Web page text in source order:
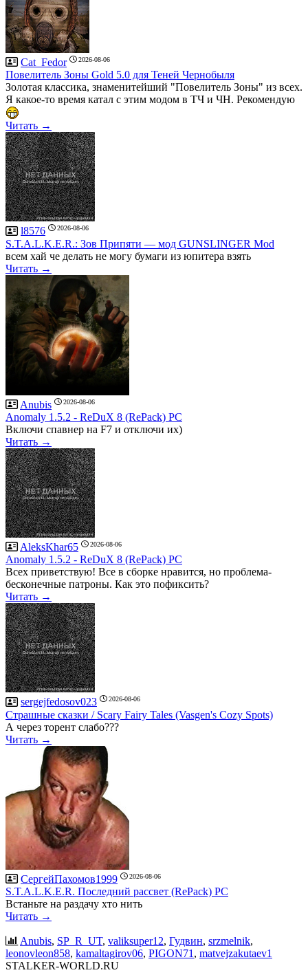
Cat_Fedor 2026-08-06
Повелитель Зоны Gold 5.0 для Теней Чернобыля
Золотая классика, знаменитейший "Повелитель Зоны" из всех.
Я какое-то время катал с этим модом в ТЧ и ЧН. Рекомендую
Читать →
l8576 2026-08-06
S.T.A.L.K.E.R.: Зов Припяти — мод GUNSLINGER Mod
всем хай че делать не могу бумаги из юпитера взять
Читать →
Anubis 2026-08-06
Anomaly 1.5.2 - ReDuX 8 (RePack) PC
Включи спавнер на F7 и отключи их)
Читать →
AleksKhar65 2026-08-06
Anomaly 1.5.2 - ReDuX 8 (RePack) PC
Всех приветствую! Все в сборке нравится, но проблема-
бесконечные патроны. Как это пофиксить?
Читать →
sergejfedosov023 2026-08-06
Страшные сказки / Scary Fairy Tales (Vasgen's Cozy Spots)
А через торент слабо???
Читать →
СергейПахомов1999 2026-08-06
S.T.A.L.K.E.R. Последний рассвет (RePack) PC
Встаньте на раздачу хто нить
Читать →
Anubis, SP_R_UT, valiksuper12, Гудвин, srzmelnik,
leonovleon858, kamaltagirov06, PIGON71 , matvejzakutaev1
STALKER-WORLD.RU